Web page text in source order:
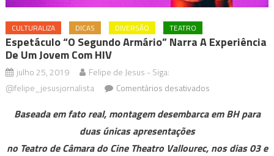
CULTURALIZA DICAS DIVERSÃO TEATRO
Espetáculo “O Segundo Armário” Narra A Experiência
De Um Jovem Com HIV
julho 25, 2019
Felipe de Jesus - Siga:
@felipe_jesusjornalista
Comentários desativadosem
“O
Armário”
Baseada em fato real, montagem desembarca em BH para
duas únicas apresentações
no Teatro de Câmara do Cine Theatro Vallourec, nos dias 03 e